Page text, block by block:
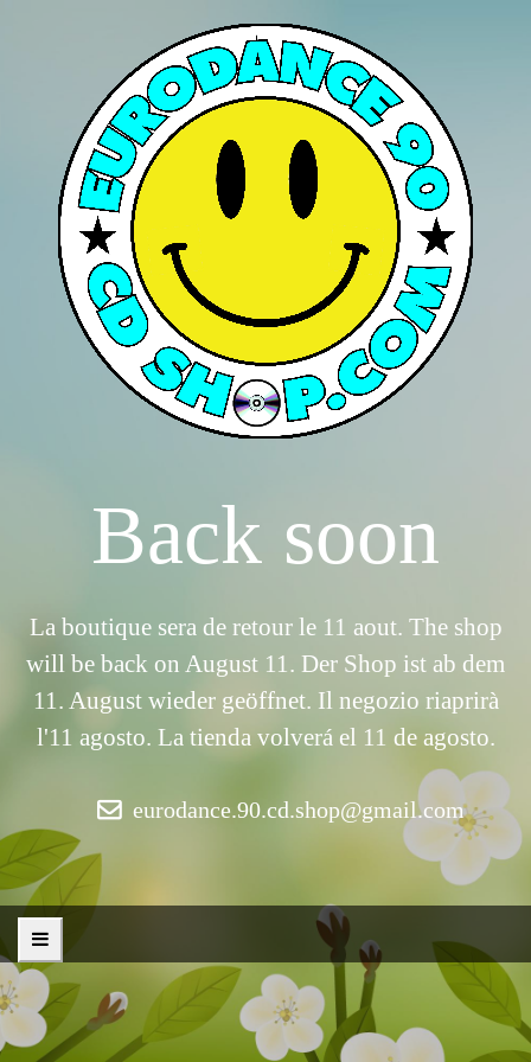
Back soon
La boutique sera de retour le 11 aout. The shop
will be back on August 11. Der Shop ist ab dem
11. August wieder geöffnet. Il negozio riaprirà
l'11 agosto. La tienda volverá el 11 de agosto.
eurodance.90.cd.shop@gmail.com